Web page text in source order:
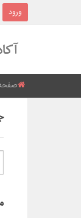
ورود